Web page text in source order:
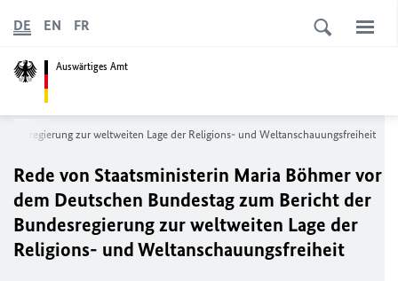
Auswärtiges Amt
DE EN FR
zur weltweiten Lage der Religions- und Weltanschauungsfreiheit
Rede von Staatsministerin Maria Böhmer vor
dem Deutschen Bundestag zum Bericht der
Bundesregierung zur weltweiten Lage der
Religions- und Weltanschauungsfreiheit